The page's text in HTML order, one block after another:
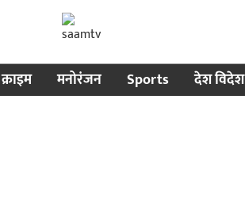
क्राइम मनोरंजन Sports देश विदेश